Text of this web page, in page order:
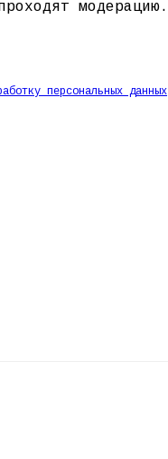
модерацию.
персональных данных